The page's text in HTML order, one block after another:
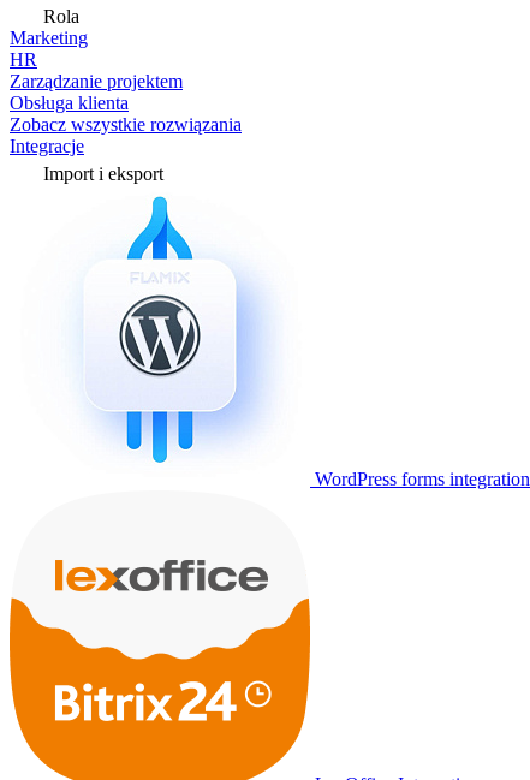
Rola
Marketing
HR
Zarządzanie projektem
Obsługa klienta
Zobacz wszystkie rozwiązania
Integracje
Import i eksport
WordPress forms integration